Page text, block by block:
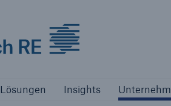
Lösungen Insights